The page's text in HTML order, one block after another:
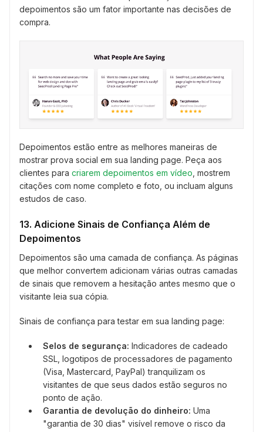
depoimentos são um fator importante nas decisões de
compra.
Depoimentos estão entre as melhores maneiras de
mostrar prova social em sua landing page. Peça aos
clientes para criarem depoimentos em vídeo , mostrem
citações com nome completo e foto, ou incluam alguns
estudos de caso.
13. Adicione Sinais de Confiança Além de
Depoimentos
Depoimentos são uma camada de confiança. As páginas
que melhor convertem adicionam várias outras camadas
de sinais que removem a hesitação antes mesmo que o
visitante leia sua cópia.
Sinais de confiança para testar em sua landing page:
Selos de segurança: Indicadores de cadeado
SSL, logotipos de processadores de pagamento
(Visa, Mastercard, PayPal) tranquilizam os
visitantes de que seus dados estão seguros no
ponto de ação.
Garantia de devolução do dinheiro: Uma
"garantia de 30 dias" visível remove o risco da